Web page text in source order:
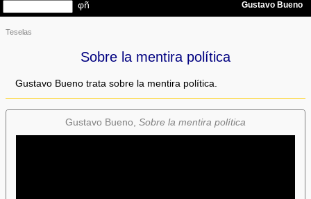
Teselas
Sobre la mentira política
Gustavo Bueno trata sobre la mentira política.
Gustavo Bueno, Sobre la mentira política